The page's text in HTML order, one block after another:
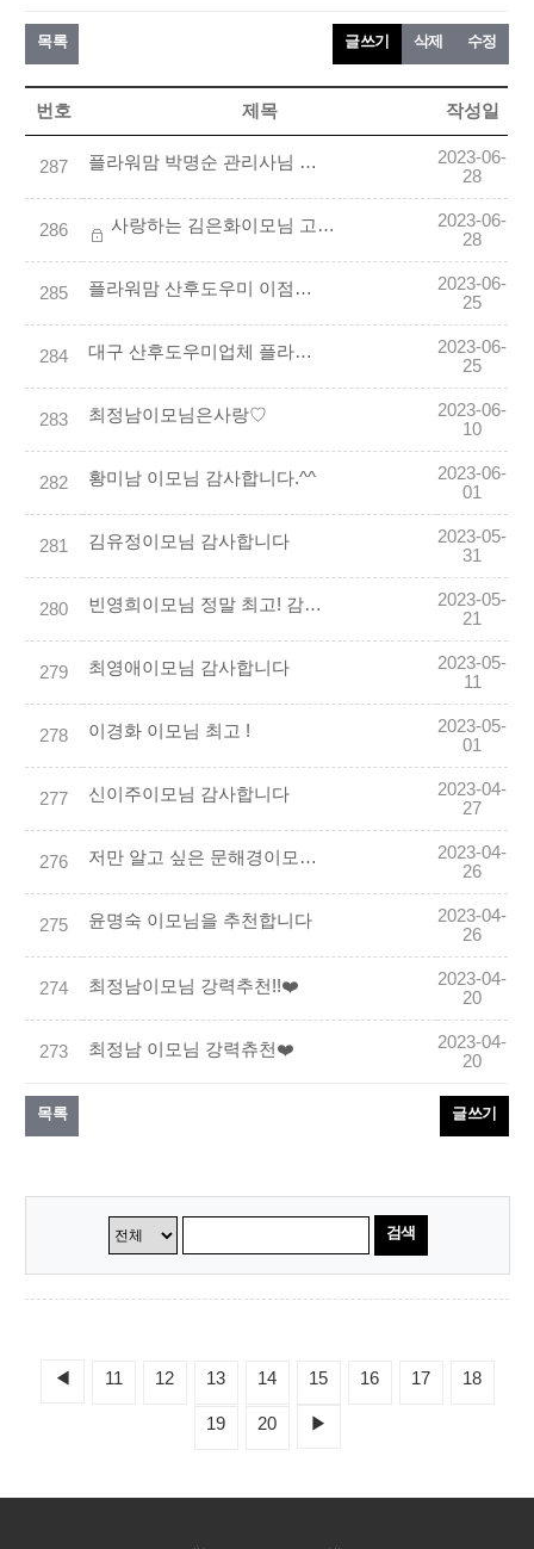
목록 수정
삭제
글쓰기
번호 제목 작성일
287 플라워맘 박명순 관리사님 최고예요!! 정말 감사드립니다 :)
2023-06-
28
286 사랑하는 김은화이모님 고마워요
2023-06-
28
285 플라워맘 산후도우미 이점옥 이모님 최고 ^^
2023-06-
25
284 대구 산후도우미업체 플라워맘 이경화이모님 추천합니다
2023-06-
25
283 최정남이모님은사랑♡
2023-06-
10
282 황미남 이모님 감사합니다.^^
2023-06-
01
281 김유정이모님 감사합니다
2023-05-
31
280 빈영희이모님 정말 최고! 감사합니다^^
2023-05-
21
279 최영애이모님 감사합니다
2023-05-
11
278 이경화 이모님 최고 !
2023-05-
01
277 신이주이모님 감사합니다
2023-04-
27
276 저만 알고 싶은 문해경이모님 추천드립니다
2023-04-
26
275 윤명숙 이모님을 추천합니다
2023-04-
26
274 최정남이모님 강력추천!!❤️
2023-04-
20
273 최정남 이모님 강력츄천❤️
2023-04-
20
목록 글쓰기
검색
◀ 11 12 13 14 15 16 17 18
19 20 ▶